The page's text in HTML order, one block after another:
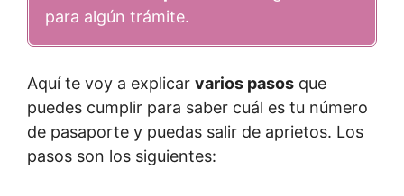
para algún trámite.
Aquí te voy a explicar varios pasos que
puedes cumplir para saber cuál es tu número
de pasaporte y puedas salir de aprietos. Los
pasos son los siguientes: